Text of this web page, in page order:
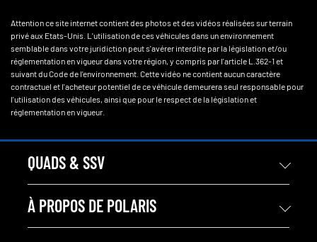
Attention ce site internet contient des photos et des vidéos réalisées sur terrain
privé aux Etats-Unis. L'utilisation de ces véhicules dans un environnement
semblable dans votre juridiction peut s'avérer interdite par la législation et/ou
réglementation en vigueur dans votre région, y compris par l'article L.362-1 et
suivant du Code de l'environnement. Cette vidéo ne contient aucun caractère
contractuel et l'acheteur potentiel de ce véhicule demeurera seul responsable pour
l'utilisation des véhicules, ainsi que pour le respect de la législation et
réglementation en vigueur.
QUADS & SSV
À PROPOS DE POLARIS